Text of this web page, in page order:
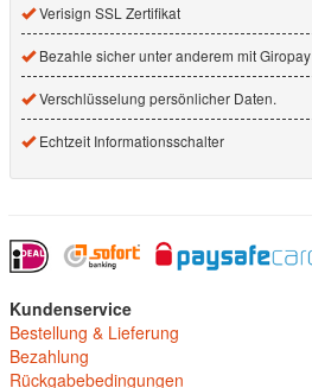
Verisign SSL Zertifikat
Bezahle sicher unter anderem mit Giropay
Verschlüsselung persönlicher Daten.
Echtzeit Informationsschalter
Kundenservice
Bestellung & Lieferung
Bezahlung
Rückgabebedingungen